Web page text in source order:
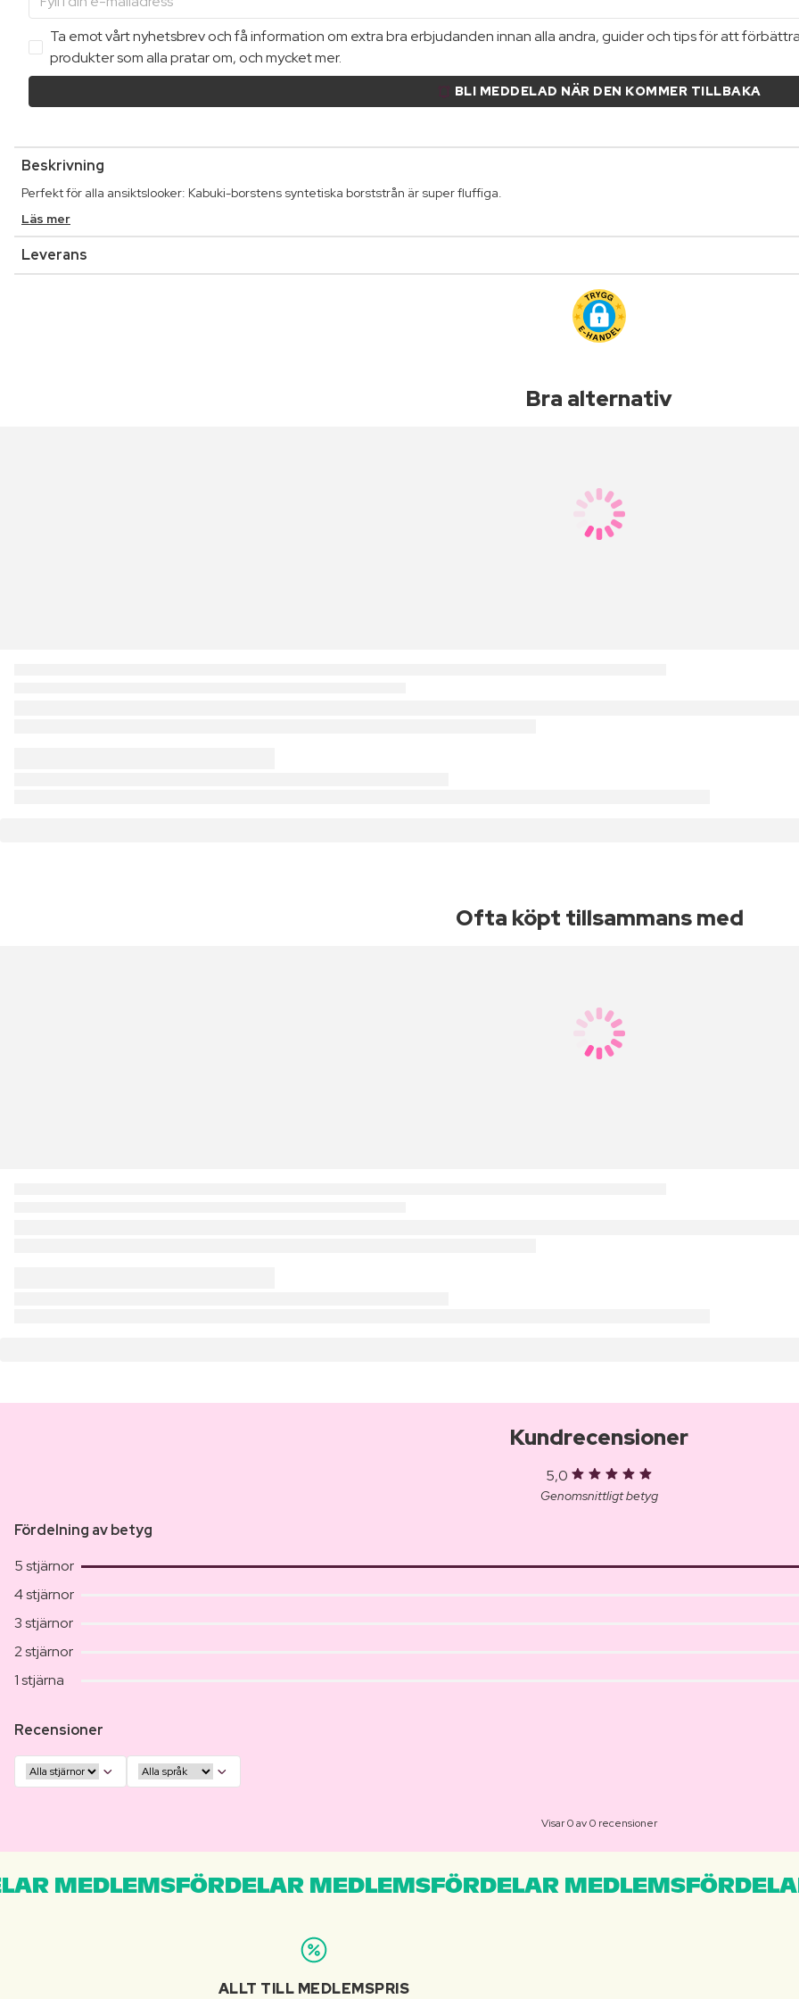
Ta emot vårt nyhetsbrev och få information om extra bra erbjudanden innan alla andra, guider och tips för att
produkter som alla pratar om, och mycket mer.
BLI MEDDELAD NÄR DEN KOMMER TILLBAKA
Beskrivning
Perfekt för alla ansiktslooker: Kabuki-borstens syntetiska borststrån är super fluffiga.
Läs mer
Leverans
Bra alternativ
Ofta köpt tillsammans med
Kundrecensioner
5,0
Genomsnittligt betyg
Fördelning av betyg
5 stjärnor
4 stjärnor
3 stjärnor
2 stjärnor
1 stjärna
Recensioner
Visar 0 av 0 recensioner
MEDLEMSFÖRDELAR MEDLEMSFÖRDELAR
ALLT TILL MEDLEMSPRIS